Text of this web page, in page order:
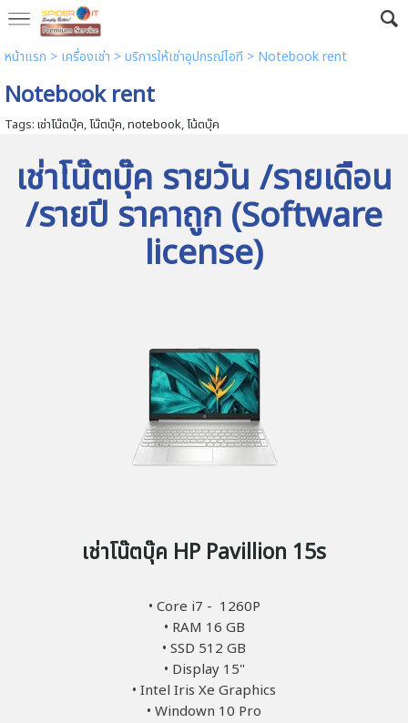
หน้าแรก > เครื่องเช่า >บริการให้เช่าอุปกรณ์ไอที > Notebook rent
Notebook rent
Tags: เช่าโน๊ตบุ๊ค,โน๊ตบุ๊ค,notebook,โน้ตบุ๊ค
เช่าโน๊ตบุ๊ค รายวัน /รายเดือน
/รายปี ราคาถูก (Software
license)
เช่าโน๊ตบุ๊ค HP Pavillion 15s
• Core i7 - 1260P
• RAM 16 GB
• SSD 512 GB
• Display 15"
• Intel Iris Xe Graphics
• Windown 10 Pro